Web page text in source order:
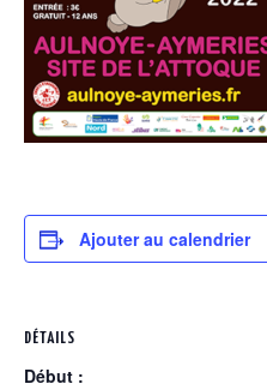
Ajouter au calendrier
DÉTAILS
Début :